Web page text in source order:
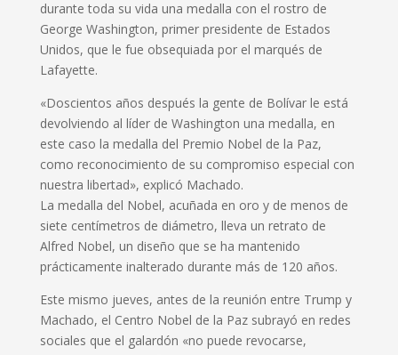
durante toda su vida una medalla con el rostro de
George Washington, primer presidente de Estados
Unidos, que le fue obsequiada por el marqués de
Lafayette.
«Doscientos años después la gente de Bolívar le está
devolviendo al líder de Washington una medalla, en
este caso la medalla del Premio Nobel de la Paz,
como reconocimiento de su compromiso especial con
nuestra libertad», explicó Machado.
La medalla del Nobel, acuñada en oro y de menos de
siete centímetros de diámetro, lleva un retrato de
Alfred Nobel, un diseño que se ha mantenido
prácticamente inalterado durante más de 120 años.
Este mismo jueves, antes de la reunión entre Trump y
Machado, el Centro Nobel de la Paz subrayó en redes
sociales que el galardón «no puede revocarse,